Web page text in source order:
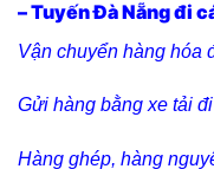
– Tuyến Đà Nẵng đi
Vận chuyển hàng hóa
Gửi hàng bằng xe tải
Hàng ghép, hàng